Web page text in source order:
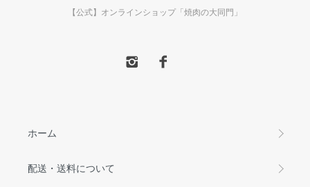
【公式】オンラインショップ「焼肉の大同門」
ホーム
配送・送料について